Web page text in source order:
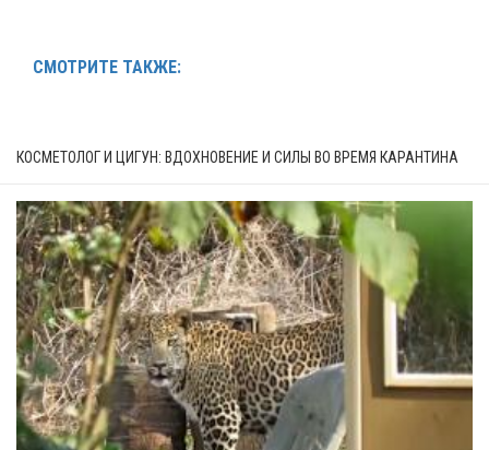
СМОТРИТЕ ТАКЖЕ:
КОСМЕТОЛОГ И ЦИГУН: ВДОХНОВЕНИЕ И СИЛЫ ВО ВРЕМЯ КАРАНТИНА